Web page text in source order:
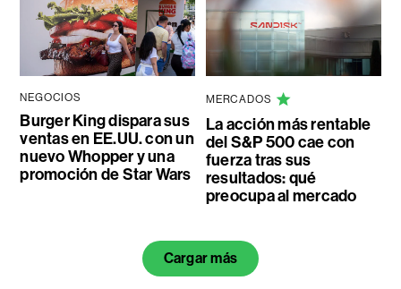
NEGOCIOS
Burger King dispara sus
ventas en EE.UU. con un
nuevo Whopper y una
promoción de Star Wars
MERCADOS
La acción más rentable
del S&P 500 cae con
fuerza tras sus
resultados: qué
preocupa al mercado
Cargar más